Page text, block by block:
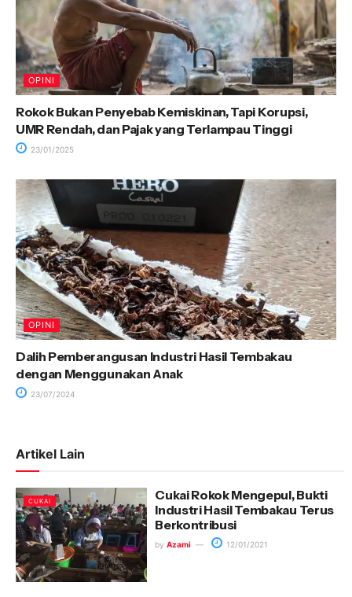
OPINI
Rokok Bukan Penyebab Kemiskinan, Tapi Korupsi,
UMR Rendah, dan Pajak yang Terlampau Tinggi
23/01/2025
OPINI
Dalih Pemberangusan Industri Hasil Tembakau
dengan Menggunakan Anak
23/07/2024
Artikel Lain
CUKAI
Cukai Rokok Mengepul, Bukti
Industri Hasil Tembakau Terus
Berkontribusi
by Azami 12/01/2021